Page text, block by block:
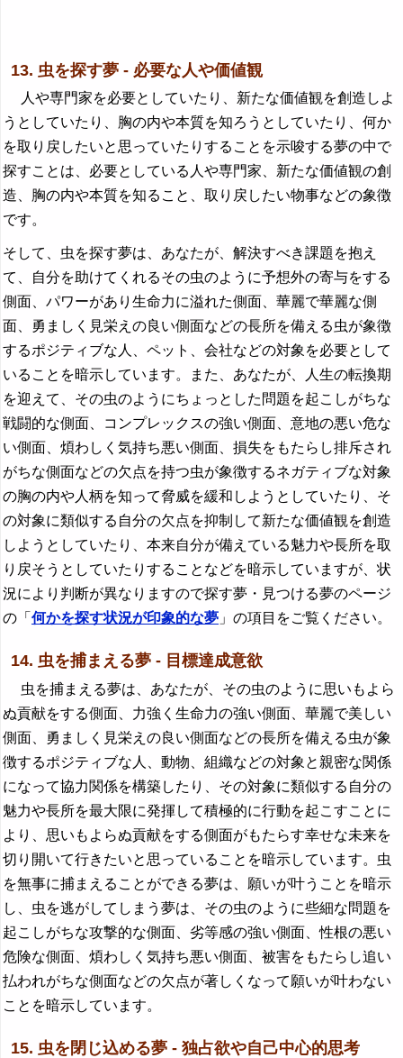
13. 虫を探す夢 - 必要な人や価値観
人や専門家を必要としていたり、新たな価値観を創造しよ
うとしていたり、胸の内や本質を知ろうとしていたり、何か
を取り戻したいと思っていたりすることを示唆する夢の中で
探すことは、必要としている人や専門家、新たな価値観の創
造、胸の内や本質を知ること、取り戻したい物事などの象徴
です。
そして、虫を探す夢は、あなたが、解決すべき課題を抱え
て、自分を助けてくれるその虫のように予想外の寄与をする
側面、パワーがあり生命力に溢れた側面、華麗で華麗な側
面、勇ましく見栄えの良い側面などの長所を備える虫が象徴
するポジティブな人、ペット、会社などの対象を必要として
いることを暗示しています。また、あなたが、人生の転換期
を迎えて、その虫のようにちょっとした問題を起こしがちな
戦闘的な側面、コンプレックスの強い側面、意地の悪い危な
い側面、煩わしく気持ち悪い側面、損失をもたらし排斥され
がちな側面などの欠点を持つ虫が象徴するネガティブな対象
の胸の内や人柄を知って脅威を緩和しようとしていたり、そ
の対象に類似する自分の欠点を抑制して新たな価値観を創造
しようとしていたり、本来自分が備えている魅力や長所を取
り戻そうとしていたりすることなどを暗示していますが、状
況により判断が異なりますので探す夢・見つける夢のページ
の「 何かを探す状況が印象的な夢 」の項目をご覧ください。
14. 虫を捕まえる夢 - 目標達成意欲
虫を捕まえる夢は、あなたが、その虫のように思いもよら
ぬ貢献をする側面、力強く生命力の強い側面、華麗で美しい
側面、勇ましく見栄えの良い側面などの長所を備える虫が象
徴するポジティブな人、動物、組織などの対象と親密な関係
になって協力関係を構築したり、その対象に類似する自分の
魅力や長所を最大限に発揮して積極的に行動を起こすことに
より、思いもよらぬ貢献をする側面がもたらす幸せな未来を
切り開いて行きたいと思っていることを暗示しています。虫
を無事に捕まえることができる夢は、願いが叶うことを暗示
し、虫を逃がしてしまう夢は、その虫のように些細な問題を
起こしがちな攻撃的な側面、劣等感の強い側面、性根の悪い
危険な側面、煩わしく気持ち悪い側面、被害をもたらし追い
払われがちな側面などの欠点が著しくなって願いが叶わない
ことを暗示しています。
15. 虫を閉じ込める夢 - 独占欲や自己中心的思考